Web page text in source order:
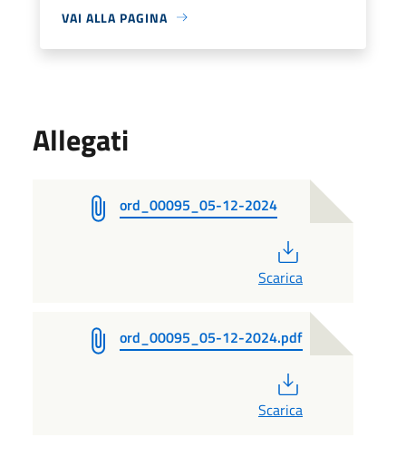
VAI ALLA PAGINA
Allegati
ord_00095_05-12-2024
Scarica
ord_00095_05-12-2024.pdf
Scarica